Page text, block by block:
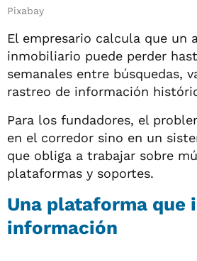
Pixabay
El empresario calcula que un
inmobiliario puede perder
semanales entre búsquedas,
rastreo de información
Para los fundadores, el
en el corredor sino en un
que obliga a trabajar sobre
plataformas y soportes.
Una plataforma que
información